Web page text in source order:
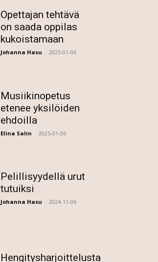
Opettajan tehtävä
on saada oppilas
kukoistamaan
Johanna Hasu - 2025-01-06
Musiikinopetus
etenee yksilöiden
ehdoilla
Elina Salin - 2025-01-06
Pelillisyydellä urut
tutuiksi
Johanna Hasu - 2024-11-06
Hengitysharjoittelusta